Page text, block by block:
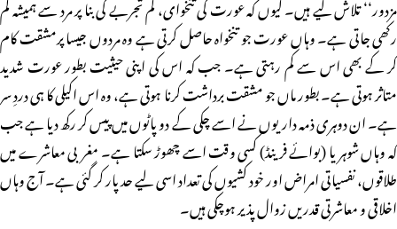
رکھی جاتی ہے۔ وہاں عورت جو تنخواہ حاصل کرتی ہے وہ مردوں جیسا پرمشقت کام
کر کے بھی اس سے کم رہتی ہے۔ جب کہ اس کی اپنی حیثیت بطور عورت شدید
متاثر ہوتی ہے۔ بطور ماں جو مشقت برداشت کرنا ہوتی ہے، وہ اس اکیلی کا ہی دردِ سر
ہے۔ ان دوہری ذمہ داریوں نے اسے چکی کے دو پاٹوں میں پیس کر رکھ دیا ہے جب
کہ وہاں شوہر یا (بوائے فرینڈ) کسی وقت اسے چھوڑ سکتا ہے۔ مغربی معاشرے میں
طلاقوں، نفسیاتی امراض اور خود کشیوں کی تعداد اسی لیے حد پار کر گئی ہے۔ آج وہاں
اخلاقی و معاشرتی قدریں زوال پذیر ہوچکی ہیں۔